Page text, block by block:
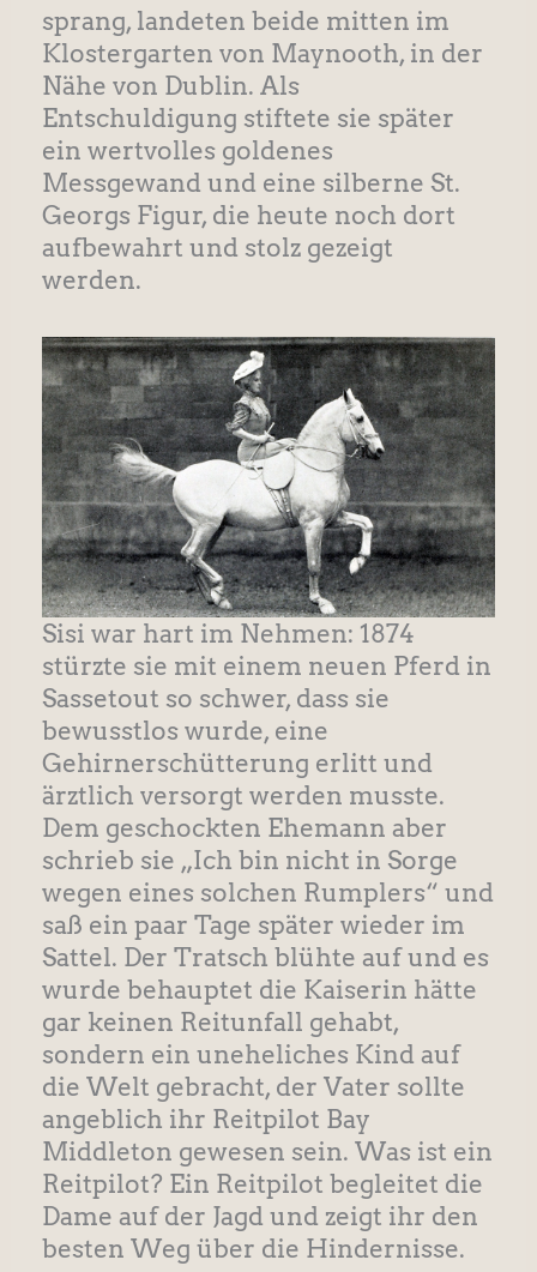
sprang, landeten beide mitten im
Klostergarten von Maynooth, in der
Nähe von Dublin. Als
Entschuldigung stiftete sie später
ein wertvolles goldenes
Messgewand und eine silberne St.
Georgs Figur, die heute noch dort
aufbewahrt und stolz gezeigt
werden.
Sisi war hart im Nehmen: 1874
stürzte sie mit einem neuen Pferd in
Sassetout so schwer, dass sie
bewusstlos wurde, eine
Gehirnerschütterung erlitt und
ärztlich versorgt werden musste.
Dem geschockten Ehemann aber
schrieb sie „Ich bin nicht in Sorge
wegen eines solchen Rumplers“ und
saß ein paar Tage später wieder im
Sattel. Der Tratsch blühte auf und es
wurde behauptet die Kaiserin hätte
gar keinen Reitunfall gehabt,
sondern ein uneheliches Kind auf
die Welt gebracht, der Vater sollte
angeblich ihr Reitpilot Bay
Middleton gewesen sein. Was ist ein
Reitpilot? Ein Reitpilot begleitet die
Dame auf der Jagd und zeigt ihr den
besten Weg über die Hindernisse.